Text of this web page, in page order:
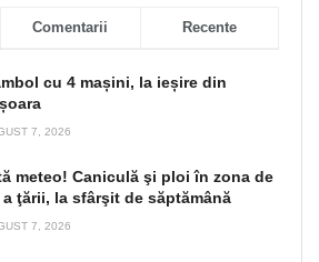
Comentarii Recente
cu 4 mașini, la ieșire din
7, 2026
meteo! Caniculă şi ploi în zona de
ţării, la sfârşit de săptămână
7, 2026